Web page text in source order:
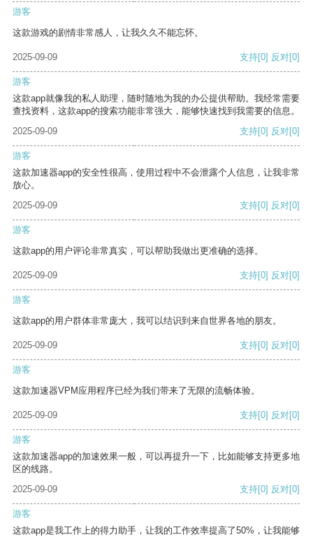
游客
这款游戏的剧情非常感人，让我久久不能忘怀。
2025-09-09 支持[0] 反对[0]
游客
这款app就像我的私人助理，随时随地为我的办公提供帮助。我经常需要
查找资料，这款app的搜索功能非常强大，能够快速找到我需要的信息。
2025-09-09
支持[0] 反对[0]
游客
这款加速器app的安全性很高，使用过程中不会泄露个人信息，让我非常
放心。
2025-09-09
支持[0] 反对[0]
游客
这款app的用户评论非常真实，可以帮助我做出更准确的选择。
2025-09-09 支持[0] 反对[0]
游客
这款app的用户群体非常庞大，我可以结识到来自世界各地的朋友。
2025-09-09 支持[0] 反对[0]
游客
这款加速器VPM应用程序已经为我们带来了无限的流畅体验。
2025-09-09 支持[0] 反对[0]
游客
这款加速器app的加速效果一般，可以再提升一下，比如能够支持更多地
区的线路。
2025-09-09
支持[0] 反对[0]
游客
这款app是我工作上的得力助手，让我的工作效率提高了50%，让我能够